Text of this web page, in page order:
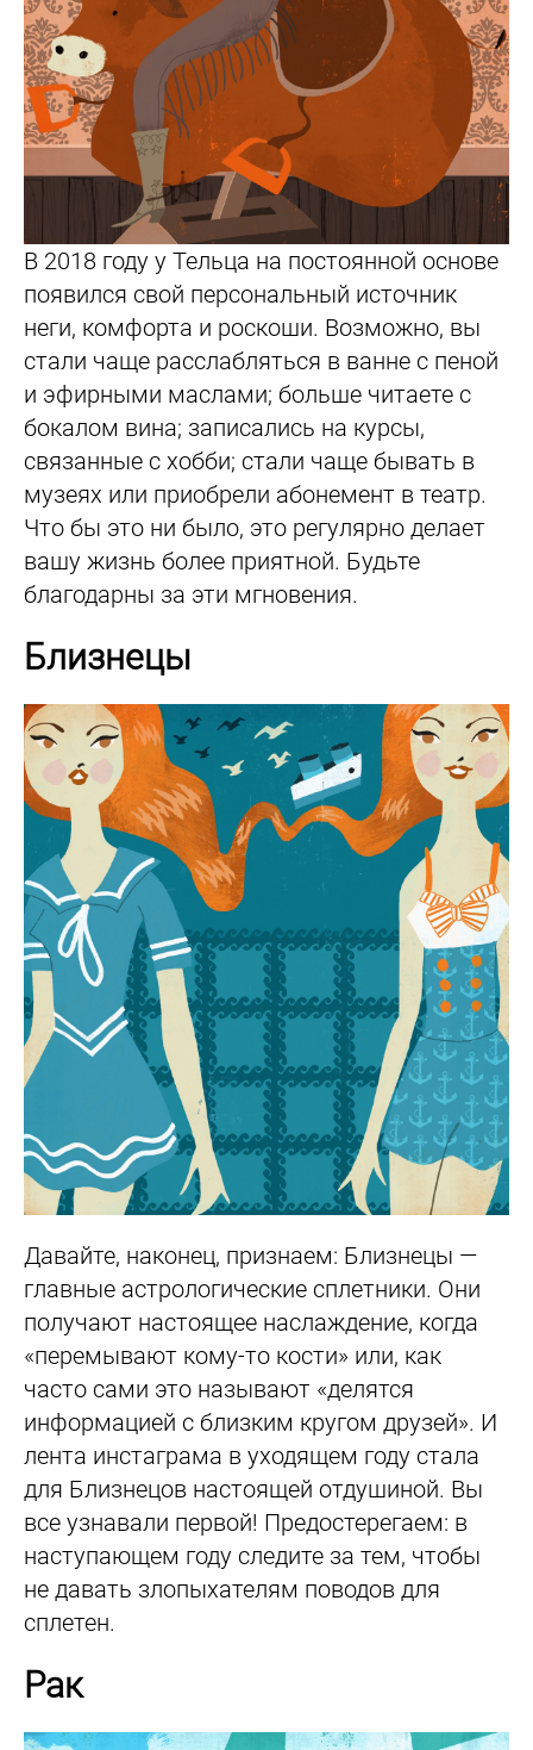
В 2018 году у Тельца на постоянной основе
появился свой персональный источник
неги, комфорта и роскоши. Возможно, вы
стали чаще расслабляться в ванне с пеной
и эфирными маслами; больше читаете с
бокалом вина; записались на курсы,
связанные с хобби; стали чаще бывать в
музеях или приобрели абонемент в театр.
Что бы это ни было, это регулярно делает
вашу жизнь более приятной. Будьте
благодарны за эти мгновения.
Близнецы
Давайте, наконец, признаем: Близнецы —
главные астрологические сплетники. Они
получают настоящее наслаждение, когда
«перемывают кому-то кости» или, как
часто сами это называют «делятся
информацией с близким кругом друзей». И
лента инстаграма в уходящем году стала
для Близнецов настоящей отдушиной. Вы
все узнавали первой! Предостерегаем: в
наступающем году следите за тем, чтобы
не давать злопыхателям поводов для
сплетен.
Рак